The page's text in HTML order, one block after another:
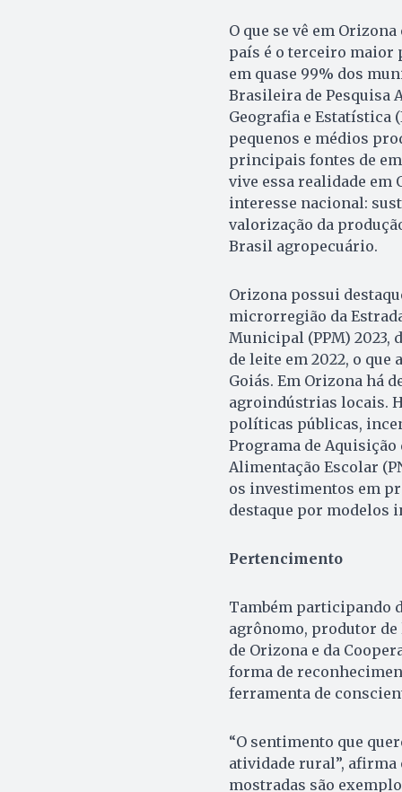
O que se vê em
país é o terceiro maior
em quase 99% dos
Brasileira de Pesquisa
Geografia e Estatística
pequenos e médios
principais fontes de
vive essa realidade em
interesse nacional:
valorização da
Brasil agropecuário.
Orizona possui
microrregião da
Municipal (PPM) 2023,
de leite em 2022, o
Goiás. Em Orizona há
agroindústrias locais.
políticas públicas,
Programa de Aquisição
Alimentação Escolar
os investimentos em
destaque por modelos
Pertencimento
Também participando
agrônomo, produtor de
de Orizona e da
forma de
ferramenta de
“O sentimento que
atividade rural”,
mostradas são